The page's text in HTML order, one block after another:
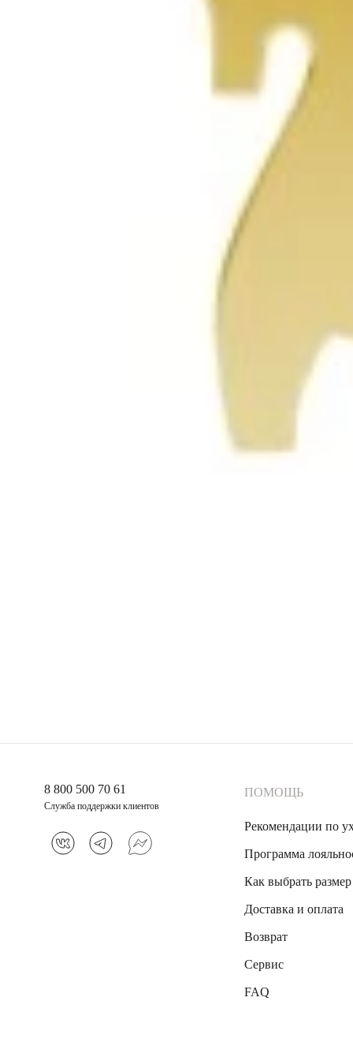
8 800 500 70 61
Служба поддержки клиентов
ПОМОЩЬ
Рекомендации по
Программа
Как выбрать размер
Доставка и оплата
Возврат
Сервис
FAQ